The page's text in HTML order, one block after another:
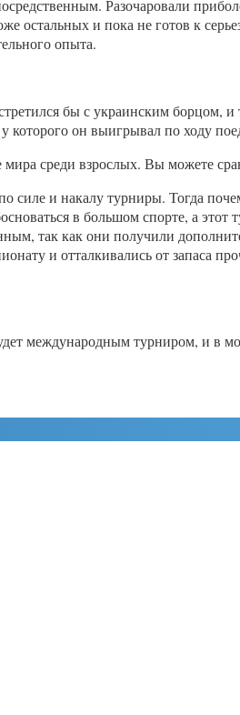
Разочаровали
и пока не готов к
опыта.
бы с украинским борцом, и
которого он выигрывал по ходу
среди взрослых. Вы можете
и накалу турниры. Тогда
в большом спорте, а
так как они получили
и отталкивались от запаса
международным турниром, и в